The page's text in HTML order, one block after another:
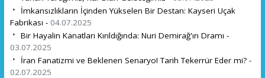
İmkansızlıkların İçinden Yükselen Bir Destan: Kayseri Uçak
Fabrikası - 04.07.2025
Bir Hayalin Kanatları Kırıldığında: Nuri Demirağ'ın Dramı -
03.07.2025
İran Fanatizmi ve Beklenen Senaryo! Tarih Tekerrür Eder mi? -
02.07.2025